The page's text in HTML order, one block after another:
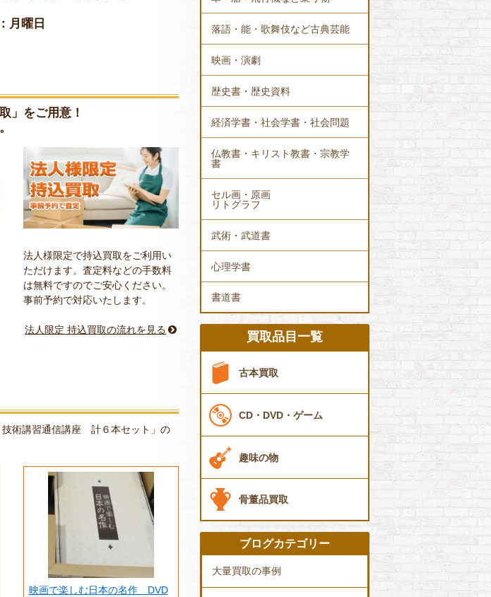
月曜日
」をご用意！
法人様限定で持込買取をご利用い
ただけます。査定料などの手数料
は無料ですのでご安心ください。
事前予約で対応いたします。
法人限定 持込買取の流れを見る
術講習通信講座 計６本セット」の
映画で楽しむ日本の名作 DVD
落語・能・歌舞伎など古典芸能
映画・演劇
歴史書・歴史資料
経済学書・社会学書・社会問題
仏教書・キリスト教書・宗教学
書
セル画・原画
リトグラフ
武術・武道書
心理学書
書道書
買取品目一覧
古本買取
CD・DVD・ゲーム
趣味の物
骨董品買取
ブログカテゴリー
大量買取の事例